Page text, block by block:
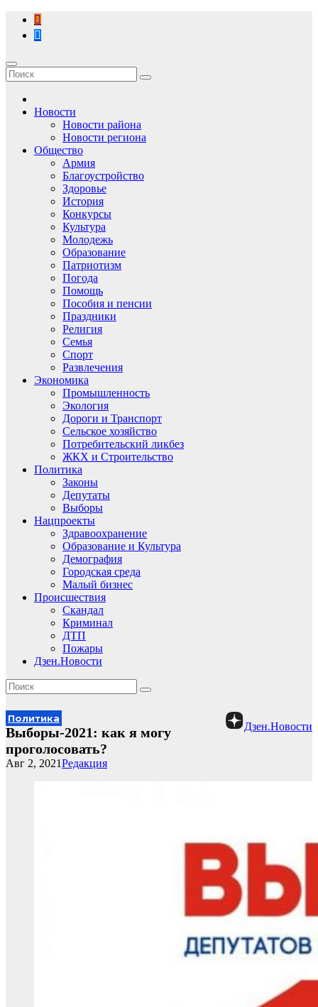
Перейти
содержимому
Новости
Новости района
Новости региона
Общество
Армия
Благоустройство
Здоровье
История
Конкурсы
Культура
Молодежь
Образование
Патриотизм
Погода
Помощь
Пособия и пенсии
Праздники
Религия
Семья
Спорт
Развлечения
Экономика
Промышленность
Экология
Дороги и Транспорт
Сельское хозяйство
Потребительский ликбез
ЖКХ и Строительство
Политика
Законы
Депутаты
Выборы
Нацпроекты
Здравоохранение
Образование и Культура
Демография
Городская среда
Малый бизнес
Происшествия
Скандал
Криминал
ДТП
Пожары
Дзен.Новости
Дзен.Новости
Политика
Выборы-2021: как я могу
проголосовать?
Редакция
Авг 2, 2021